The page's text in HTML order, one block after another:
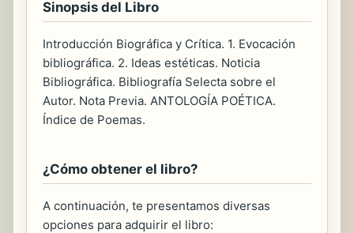
Sinopsis del Libro
Introducción Biográfica y Crítica. 1. Evocación
bibliográfica. 2. Ideas estéticas. Noticia
Bibliográfica. Bibliografía Selecta sobre el
Autor. Nota Previa. ANTOLOGÍA POÉTICA.
Índice de Poemas.
¿Cómo obtener el libro?
A continuación, te presentamos diversas
opciones para adquirir el libro: